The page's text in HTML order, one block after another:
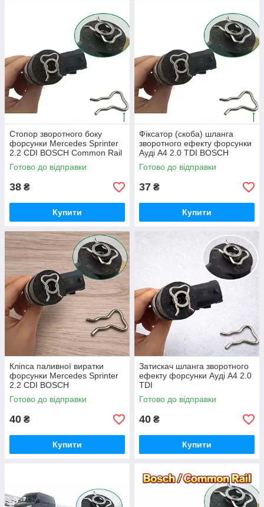
Стопор зворотного боку
форсунки Mercedes Sprinter
2.2 CDI BOSCH Common Rail
Готово до відправки
38 ₴
Купити
Фіксатор (скоба) шланга
зворотного ефекту форсунки
Ауді A4 2.0 TDI BOSCH
Готово до відправки
37 ₴
Купити
Кліпса паливної виратки
форсунки Mercedes Sprinter
2.2 CDI BOSCH
Готово до відправки
40 ₴
Купити
Затискач шланга зворотного
ефекту форсунки Ауді A4 2.0
TDI
Готово до відправки
40 ₴
Купити